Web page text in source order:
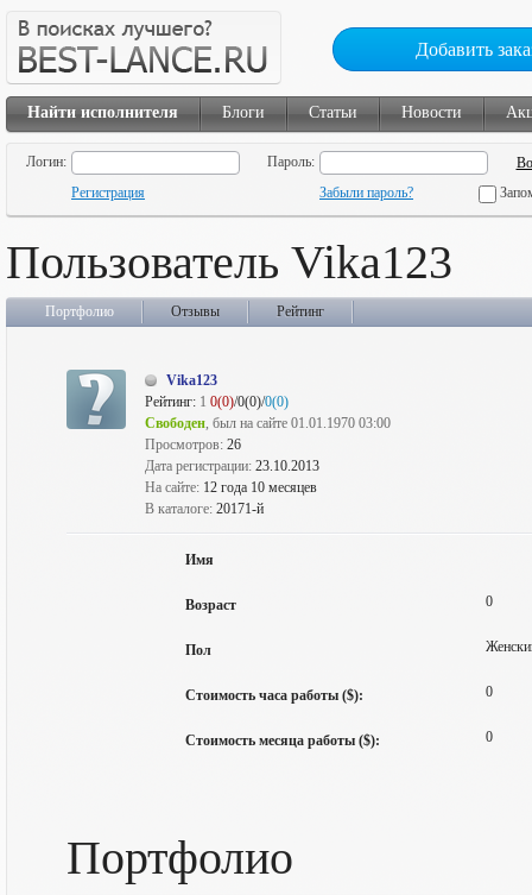
Добавить
Найти исполнителя Блоги Статьи Новости
Логин:
Пароль:
Регистрация
Забыли пароль?
Пользователь Vika123
Портфолио Отзывы Рейтинг
Vika123
Рейтинг: 1 0(0)/0(0)/0(0)
Свободен, был на сайте 01.01.1970 03:00
Просмотров: 26
Дата регистрации: 23.10.2013
На сайте: 12 года 10 месяцев
В каталоге: 20171-й
Имя
Возраст 0
Пол
Стоимость часа работы ($): 0
Стоимость месяца работы ($): 0
Портфолио